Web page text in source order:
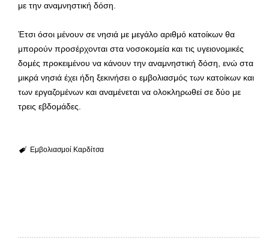
με την αναμνηστική δόση.
Έτσι όσοι μένουν σε νησιά με μεγάλο αριθμό κατοίκων θα
μπορούν προσέρχονται στα νοσοκομεία και τις υγειονομικές
δομές προκειμένου να κάνουν την αναμνηστική δόση, ενώ στα
μικρά νησιά έχει ήδη ξεκινήσει ο εμβολιασμός των κατοίκων και
των εργαζομένων και αναμένεται να ολοκληρωθεί σε δύο με
τρεις εβδομάδες.
Εμβολιασμοί Καρδίτσα